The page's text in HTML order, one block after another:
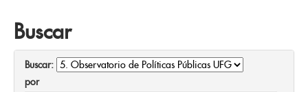
Buscar
Buscar:
por